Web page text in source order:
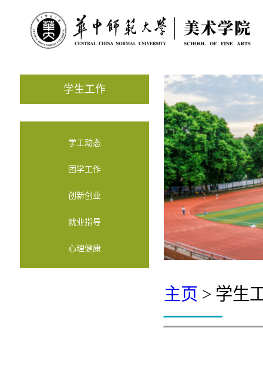
学生工作
学工动态
团学工作
创新创业
就业指导
心理健康
主页 > 学生